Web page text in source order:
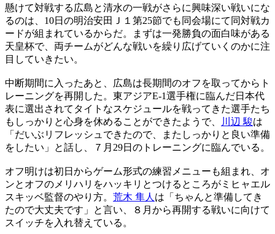
懸けて対戦する広島と清水の一戦がさらに興味深い戦いにな
るのは、10日の明治安田Ｊ１第25節でも同会場にて同対戦カ
ードが組まれているからだ。まずは一発勝負の面白味がある
天皇杯で、両チームがどんな戦いを繰り広げていくのかに注
目していきたい。
中断期間に入ったあと、広島は長期間のオフを取ってからト
レーニングを再開した。東アジアE-1選手権に臨んだ日本代
表に選出されてタイトなスケジュールを戦ってきた選手たち
もしっかりと心身を休めることができたようで、
川辺 駿は
「だいぶリフレッシュできたので、またしっかりと良い準備
をしたい」と話し、７月29日のトレーニングに臨んでいる。
オフ明けは初日からゲーム形式の練習メニューも組まれ、オ
ンとオフのメリハリをハッキリとつけるところがミヒャエル
スキッベ監督のやり方。 荒木 隼人 は「ちゃんと準備してき
たので大丈夫です」と言い、８月から再開する戦いに向けて
スイッチを入れ替えている。